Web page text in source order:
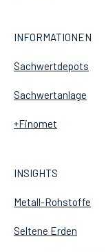
INFORMATIONEN
Sachwertdepots
Sachwertanlage
+Finomet
INSIGHTS
Metall-Rohstoffe
Seltene Erden